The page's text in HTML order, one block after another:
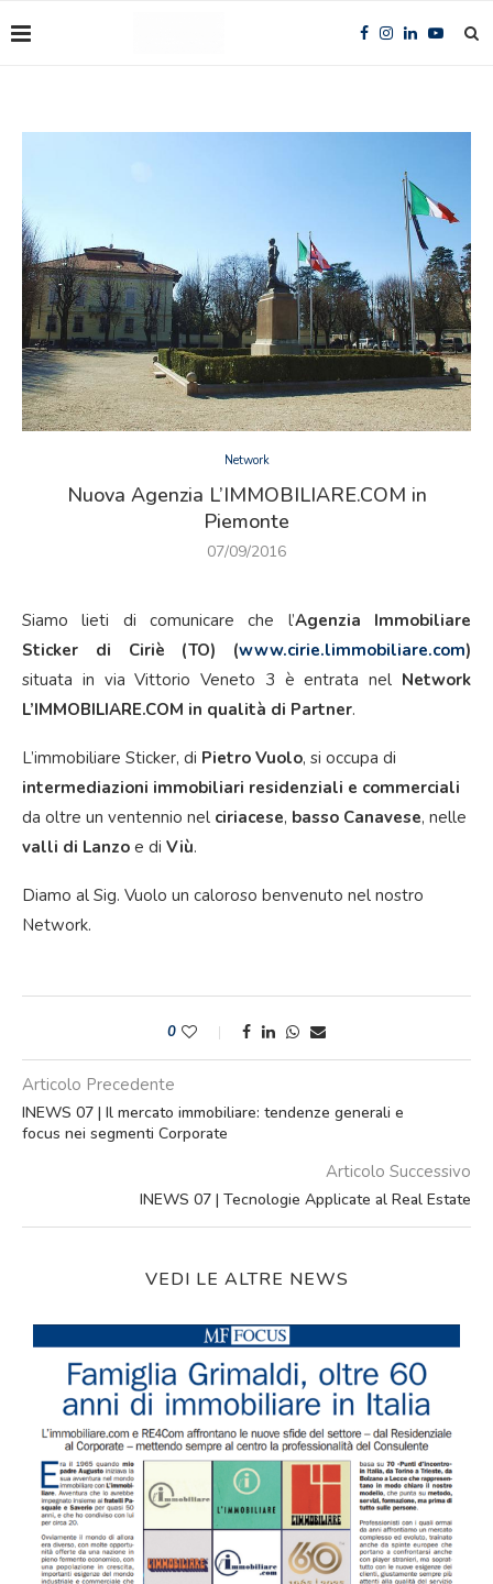
Network
Nuova Agenzia L’IMMOBILIARE.COM in
Piemonte
07/09/2016
Siamo lieti di comunicare che l’Agenzia Immobiliare
Sticker di Ciriè (TO) (www.cirie.limmobiliare.com)
situata in via Vittorio Veneto 3 è entrata nel Network
L’IMMOBILIARE.COM in qualità di Partner.
L’immobiliare Sticker, di Pietro Vuolo, si occupa di
intermediazioni immobiliari residenziali e commerciali
da oltre un ventennio nel ciriacese, basso Canavese, nelle
valli di Lanzo e di Viù.
Diamo al Sig. Vuolo un caloroso benvenuto nel nostro
Network.
0
Articolo Precedente
INEWS 07 | Il mercato immobiliare: tendenze generali e
focus nei segmenti Corporate
Articolo Successivo
INEWS 07 | Tecnologie Applicate al Real Estate
VEDI LE ALTRE NEWS